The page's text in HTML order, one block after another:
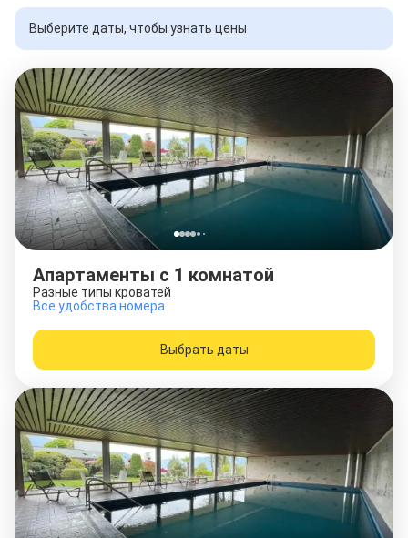
Выберите даты, чтобы узнать цены
Апартаменты c 1 комнатой
Разные типы кроватей
Все удобства номера
Выбрать даты